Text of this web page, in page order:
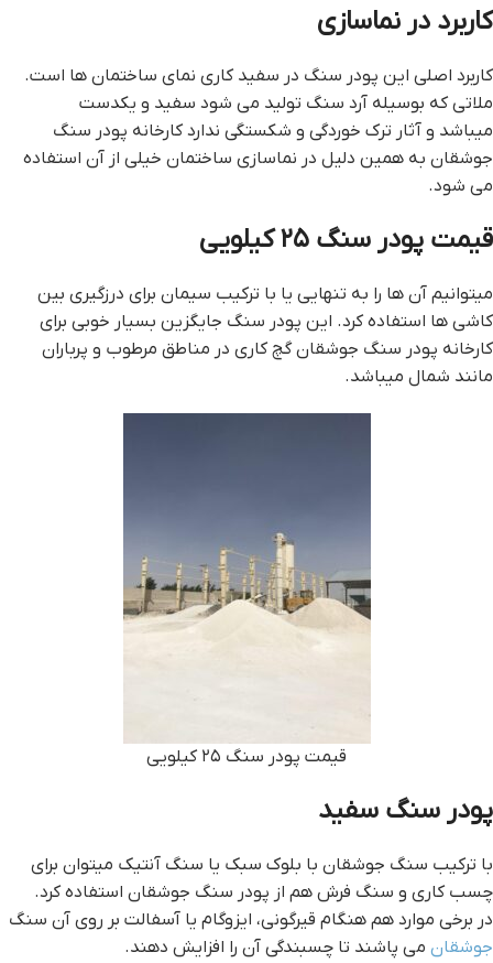
کاربرد در نماسازی
کاربرد اصلی این پودر سنگ در سفید کاری نمای ساختمان ها است.
ملاتی که بوسیله آرد سنگ تولید می شود سفید و یکدست
میباشد و آثار ترک خوردگی و شکستگی ندارد کارخانه پودر سنگ
جوشقان به همین دلیل در نماسازی ساختمان خیلی از آن استفاده
می شود.
قیمت پودر سنگ ۲۵ کیلویی
میتوانیم آن ها را به تنهایی یا با ترکیب سیمان برای درزگیری بین
کاشی ها استفاده کرد. این پودر سنگ جایگزین بسیار خوبی برای
کارخانه پودر سنگ جوشقان گچ کاری در مناطق مرطوب و پرباران
مانند شمال میباشد.
قیمت پودر سنگ ۲۵ کیلویی
پودر سنگ سفید
با ترکیب سنگ جوشقان با بلوک سبک یا سنگ آنتیک میتوان برای
چسب کاری و سنگ فرش هم از پودر سنگ جوشقان استفاده کرد.
در برخی موارد هم هنگام قیرگونی، ایزوگام یا آسفالت بر روی آن سنگ
جوشقان می پاشند تا چسبندگی آن را افزایش دهند.